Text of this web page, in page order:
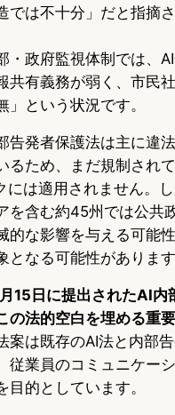
では不十分」だと指摘
・政府監視体制では、
共有義務が弱く、市民
」という状況です。
告発者保護法は主に違
るため、まだ規制され
には適用されません。
を含む約45州では公共
的な影響を与える可能
となる可能性があります
15日に提出されたAI内
の法的空白を埋める重
案は既存のAI法と内部
従業員のコミュニケー
目的としています。